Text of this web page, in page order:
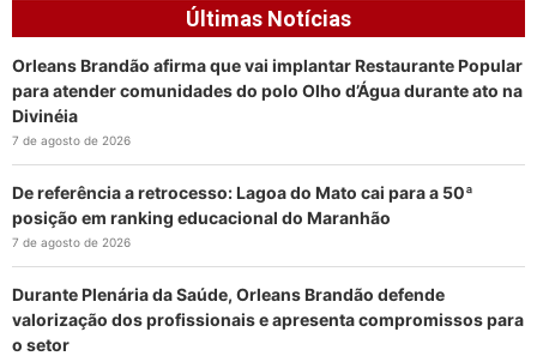
Últimas Notícias
Orleans Brandão afirma que vai implantar Restaurante Popular
para atender comunidades do polo Olho d’Água durante ato na
Divinéia
7 de agosto de 2026
De referência a retrocesso: Lagoa do Mato cai para a 50ª
posição em ranking educacional do Maranhão
7 de agosto de 2026
Durante Plenária da Saúde, Orleans Brandão defende
valorização dos profissionais e apresenta compromissos para
o setor